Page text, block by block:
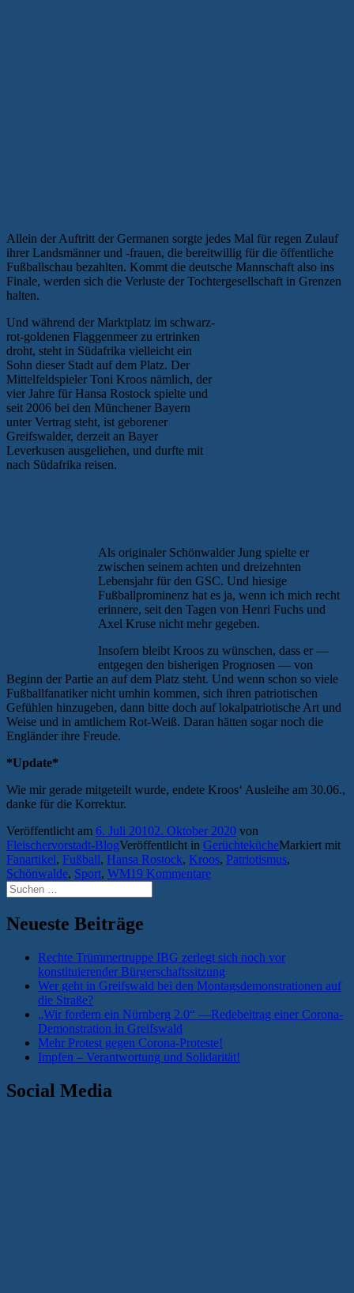
Allein der Auftritt der Germanen sorgte jedes Mal für regen Zulauf
ihrer Landsmänner und -frauen, die bereitwillig für die öffentliche
Fußballschau bezahlten. Kommt die deutsche Mannschaft also ins
Finale, werden sich die Verluste der Tochtergesellschaft in Grenzen
halten.
Und während der Marktplatz im schwarz-
rot-goldenen Flaggenmeer zu ertrinken
droht, steht in Südafrika vielleicht ein
Sohn dieser Stadt auf dem Platz. Der
Mittelfeldspieler Toni Kroos nämlich, der
vier Jahre für Hansa Rostock spielte und
seit 2006 bei den Münchener Bayern
unter Vertrag steht, ist geborener
Greifswalder, derzeit an Bayer
Leverkusen ausgeliehen, und durfte mit
nach Südafrika reisen.
Als originaler Schönwalder Jung spielte er
zwischen seinem achten und dreizehnten
Lebensjahr für den GSC. Und hiesige
Fußballprominenz hat es ja, wenn ich mich recht
erinnere, seit den Tagen von Henri Fuchs und
Axel Kruse nicht mehr gegeben.
Insofern bleibt Kroos zu wünschen, dass er —
entgegen den bisherigen Prognosen — von
Beginn der Partie an auf dem Platz steht. Und wenn schon so viele
Fußballfanatiker nicht umhin kommen, sich ihren patriotischen
Gefühlen hinzugeben, dann bitte doch auf lokalpatriotische Art und
Weise und in amtlichem Rot-Weiß. Daran hätten sogar noch die
Engländer ihre Freude.
*Update*
Wie mir gerade mitgeteilt wurde, endete Kroos‘ Ausleihe am 30.06.,
danke für die Korrektur.
Veröffentlicht am 6. Juli 20102. Oktober 2020 von
Fleischervorstadt-BlogVeröffentlicht in GerüchtekücheMarkiert mit
Fanartikel, Fußball, Hansa Rostock, Kroos, Patriotismus,
Schönwalde, Sport, WM19 Kommentare
Suchen
nach:
Neueste Beiträge
Rechte Trümmertruppe IBG zerlegt sich noch vor
konstituierender Bürgerschaftssitzung
Wer geht in Greifswald bei den Montagsdemonstrationen auf
die Straße?
„Wir fordern ein Nürnberg 2.0“ —Redebeitrag einer Corona-
Demonstration in Greifswald
Mehr Protest gegen Corona-Proteste!
Impfen – Verantwortung und Solidarität!
Social Media